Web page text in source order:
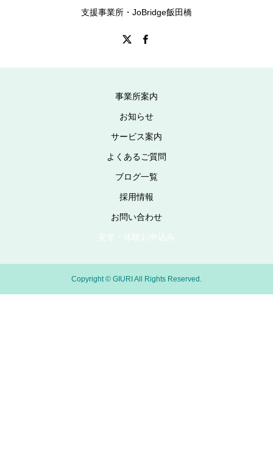
支援事業所・JoBridge飯田橋
事業所案内
お知らせ
サービス案内
よくあるご質問
ブログ一覧
採用情報
お問い合わせ
見学・体験お申込み
Copyright © GIURI All Rights Reserved.